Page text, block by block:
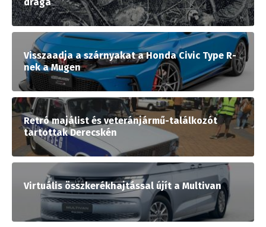
drága
Visszaadja a szárnyakat a Honda Civic Type R-
nek a Mugen
Retró majálist és veteránjármű-találkozót
tartottak Derecskén
Virtuális összkerékhajtással újít a Multivan